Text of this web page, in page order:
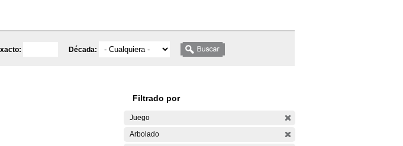
Década:
Filtrado por
Juego
Arbolado